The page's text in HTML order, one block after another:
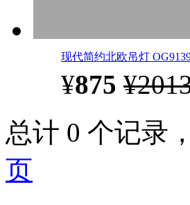
现代简约北欧吊灯
¥875
总计 0 个记录
页